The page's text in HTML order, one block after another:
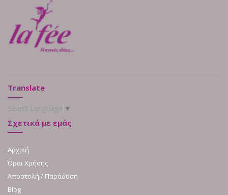
Translate
▼
Σχετικά με εμάς
Αρχική
Όροι Χρήσης
Αποστολή / Παράδοση
Blog